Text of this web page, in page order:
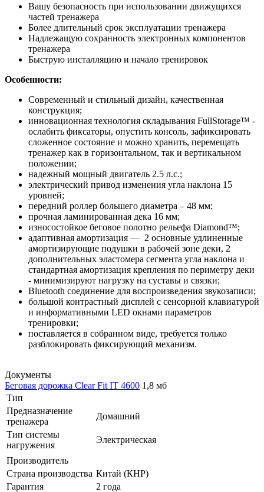
Вашу безопасность при использовании движущихся
частей тренажера
Более длительный срок эксплуатации тренажера
Надлежащую сохранность электронных компонентов
тренажера
Быструю инсталляцию и начало тренировок
Особенности:
Современный и стильный дизайн, качественная
конструкция;
инновационная технология складывания FullStorage™ -
ослабить фиксаторы, опустить консоль, зафиксировать
сложенное состояние и можно хранить, перемещать
тренажер как в горизонтальном, так и вертикальном
положении;
надежный мощный двигатель 2.5 л.с.;
электрический привод изменения угла наклона 15
уровней;
передний роллер большего диаметра – 48 мм;
прочная ламинированная дека 16 мм;
износостойкое беговое полотно рельефа Diamond™;
адаптивная амортизация — 2 основные удлиненные
амортизирующие подушки в рабочей зоне деки, 2
дополнительных эластомера сегмента угла наклона и
стандартная амортизация крепления по периметру деки
- минимизируют нагрузку на суставы и связки;
Bluetooth соединение для воспроизведения звукозаписи;
большой контрастный дисплей с сенсорной клавиатурой
и информативными LED окнами параметров
тренировки;
поставляется в собранном виде, требуется только
разблокировать фиксирующий механизм.
Документы
Беговая дорожка Clear Fit IT 4600 1,8 мб
Тип
Предназначение
тренажера
Домашний
Тип системы
нагружения
Электрическая
Производитель
Страна производства Китай (КНР)
Гарантия
2 года